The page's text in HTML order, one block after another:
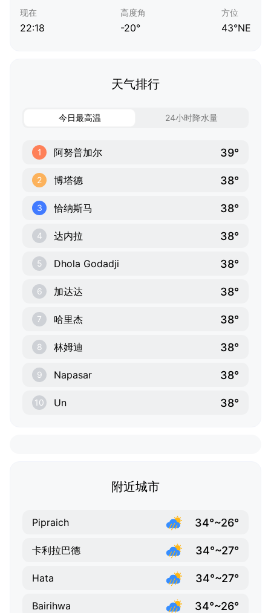
现在
22:18
高度角
-20°
方位
43°NE
天气排行
今日最高温 24小时降水量
1 阿努普加尔 39°
2 博塔德 38°
3 恰纳斯马 38°
4 达内拉 38°
5 Dhola Godadji 38°
6 加达达 38°
7 哈里杰 38°
8 林姆迪 38°
9 Napasar 38°
10 Un 38°
附近城市
Pipraich 34°~26°
卡利拉巴德 34°~27°
Hata 34°~27°
Bairihwa 34°~26°